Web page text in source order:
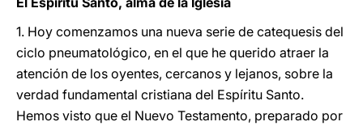
1. Hoy comenzamos una nueva serie de catequesis del
ciclo pneumatológico, en el que he querido atraer la
atención de los oyentes, cercanos y lejanos, sobre la
verdad fundamental cristiana del Espíritu Santo.
Hemos visto que el Nuevo Testamento, preparado por